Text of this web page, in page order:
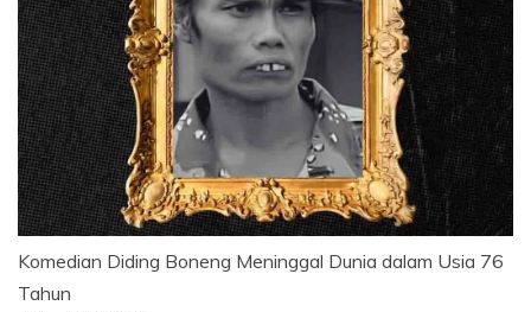
Komedian Diding Boneng Meninggal Dunia dalam Usia 76
Tahun